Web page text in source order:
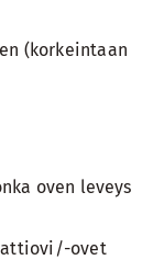
(korkeintaan
oven leveys
ovet